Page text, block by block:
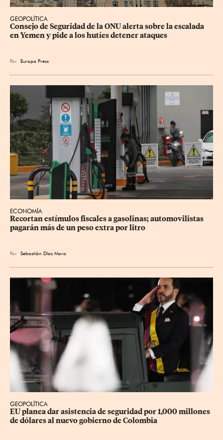
GEOPOLÍTICA
Consejo de Seguridad de la ONU alerta sobre la escalada
en Yemen y pide a los hutíes detener ataques
Por Europa Press
ECONOMÍA
Recortan estímulos fiscales a gasolinas; automovilistas
pagarán más de un peso extra por litro
Por Sebastián Díaz Mora
GEOPOLÍTICA
EU planea dar asistencia de seguridad por 1,000 millones
de dólares al nuevo gobierno de Colombia